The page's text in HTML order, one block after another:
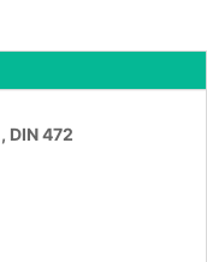
DIN 472